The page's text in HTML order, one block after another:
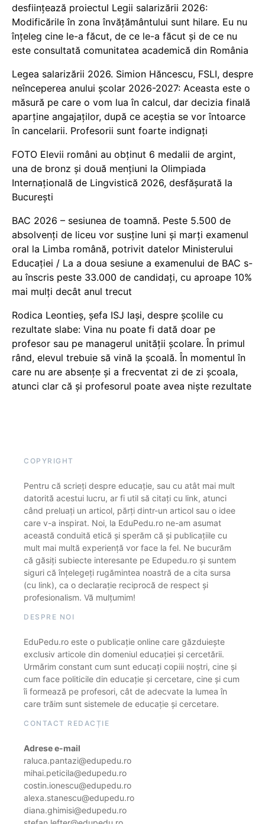
desființează proiectul Legii salarizării 2026:
Modificările în zona învățământului sunt hilare. Eu nu
înțeleg cine le-a făcut, de ce le-a făcut și de ce nu
este consultată comunitatea academică din România
Legea salarizării 2026. Simion Hăncescu, FSLI, despre
neînceperea anului școlar 2026-2027: Aceasta este o
măsură pe care o vom lua în calcul, dar decizia finală
aparține angajaților, după ce aceștia se vor întoarce
în cancelarii. Profesorii sunt foarte indignați
FOTO Elevii români au obținut 6 medalii de argint,
una de bronz și două mențiuni la Olimpiada
Internațională de Lingvistică 2026, desfășurată la
București
BAC 2026 – sesiunea de toamnă. Peste 5.500 de
absolvenți de liceu vor susține luni și marți examenul
oral la Limba română, potrivit datelor Ministerului
Educației / La a doua sesiune a examenului de BAC s-
au înscris peste 33.000 de candidați, cu aproape 10%
mai mulți decât anul trecut
Rodica Leontieș, șefa ISJ Iași, despre școlile cu
rezultate slabe: Vina nu poate fi dată doar pe
profesor sau pe managerul unității școlare. În primul
rând, elevul trebuie să vină la școală. În momentul în
care nu are absențe și a frecventat zi de zi școala,
atunci clar că și profesorul poate avea niște rezultate
COPYRIGHT
Pentru că scrieți despre educație, sau cu atât mai mult
datorită acestui lucru, ar fi util să citați cu link, atunci
când preluați un articol, părți dintr-un articol sau o idee
care v-a inspirat. Noi, la EduPedu.ro ne-am asumat
această conduită etică și sperăm că și publicațiile cu
mult mai multă experiență vor face la fel. Ne bucurăm
că găsiți subiecte interesante pe Edupedu.ro și suntem
siguri că înțelegeți rugămintea noastră de a cita sursa
(cu link), ca o declarație reciprocă de respect și
profesionalism. Vă mulțumim!
DESPRE NOI
EduPedu.ro este o publicație online care găzduiește
exclusiv articole din domeniul educației și cercetării.
Urmărim constant cum sunt educați copiii noștri, cine și
cum face politicile din educație și cercetare, cine și cum
îi formează pe profesori, cât de adecvate la lumea în
care trăim sunt sistemele de educație și cercetare.
CONTACT REDACȚIE
Adrese e-mail
raluca.pantazi@edupedu.ro
mihai.peticila@edupedu.ro
costin.ionescu@edupedu.ro
alexa.stanescu@edupedu.ro
diana.ghimisi@edupedu.ro